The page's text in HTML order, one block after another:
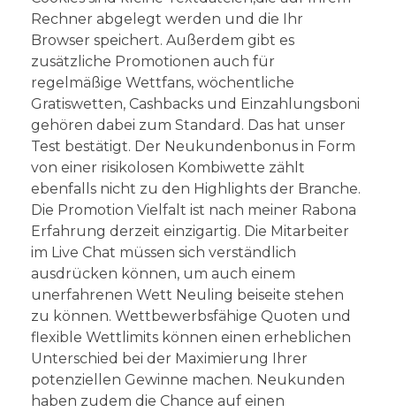
Rechner abgelegt werden und die Ihr
Browser speichert. Außerdem gibt es
zusätzliche Promotionen auch für
regelmäßige Wettfans, wöchentliche
Gratiswetten, Cashbacks und Einzahlungsboni
gehören dabei zum Standard. Das hat unser
Test bestätigt. Der Neukundenbonus in Form
von einer risikolosen Kombiwette zählt
ebenfalls nicht zu den Highlights der Branche.
Die Promotion Vielfalt ist nach meiner Rabona
Erfahrung derzeit einzigartig. Die Mitarbeiter
im Live Chat müssen sich verständlich
ausdrücken können, um auch einem
unerfahrenen Wett Neuling beiseite stehen
zu können. Wettbewerbsfähige Quoten und
flexible Wettlimits können einen erheblichen
Unterschied bei der Maximierung Ihrer
potenziellen Gewinne machen. Neukunden
haben zudem die Chance auf einen